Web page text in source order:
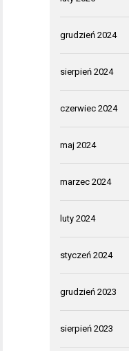
grudzień 2024
sierpień 2024
czerwiec 2024
maj 2024
marzec 2024
luty 2024
styczeń 2024
grudzień 2023
sierpień 2023